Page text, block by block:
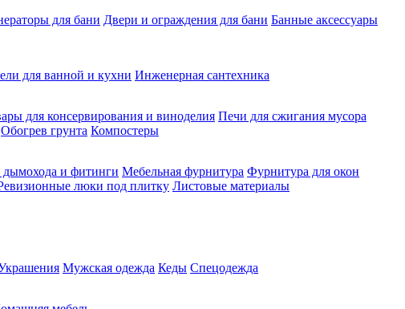
для бани Двери и ограждения для бани Банные аксессуары
для ванной и кухни Инженерная сантехника
для консервирования и виноделия Печи для сжигания мусора
Обогрев грунта Компостеры
и фитинги Мебельная фурнитура Фурнитура для окон
люки под плитку Листовые материалы
Мужская одежда Кеды Спецодежда